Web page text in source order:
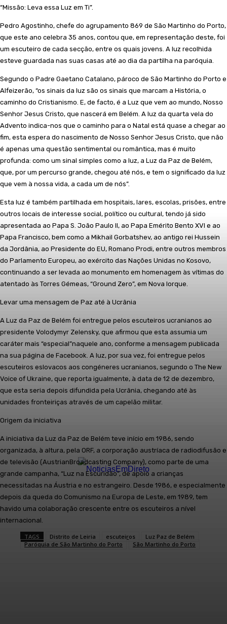
“Missão: Leva essa Luz em Ti”.
Pedro Agostinho, chefe do agrupamento 869 de São Martinho do Porto,
que este ano celebra 35 anos, contou que, em representação deste, foi
um escuteiro de cada secção, entre os quais jovens. A luz recolhida
esteve guardada nas suas casas até ao dia da partilha na paróquia.
Segundo o Padre Gaetano Catalano, pároco de São Martinho do Porto e
Alfeizerão, “os sinais da luz são os sinais que marcam a História, o
caminho do Cristianismo. E, de facto, é a Luz que vem ao mundo, Nosso
Senhor Jesus Cristo, que nascerá em Belém. A luz da quarta vela do
Advento indica-nos que o caminho para o Natal está quase a chegar ao
fim, esta espera do nascimento de Nosso Senhor Jesus Cristo, que não
é apenas uma questão sentimental ou romântica, mas é muito
profunda: como um sinal simples como a luz, a Luz da Paz de Belém,
que, por um percurso grande, chegou até nós, e tem o significado da luz
que vem à nossa vida, a cada um de nós”.
Esta luz é também partilhada em hospitais, lares, escolas, prisões, entre
outros locais de interesse social, político ou cultural, tendo já sido
apresentada ao Papa S. João Paulo II, ao Papa Emérito Bento XVI e ao
Papa Francisco, bem como a Mikhail Gorbatshev, ao antigo rei Hussein
da Jordânia, ao Presidente do EU, Romano Prodi, entre outros membros
do Parlamento Europeu, ao exército das Nações Unidas no Kosovo,
continuando a ser levada ao monumento em homenagem às vítimas do
atentado às Torres Gémeas, “Ground Zero”, em Nova Iorque.
Levar uma mensagem de Paz até à Ucrânia
A Luz da Paz de Belém foi entregue pelos escuteiros ucranianos ao
presidente Volodymyr Zelensky, que afirmou que esta assumia um
caráter mais “especial”naquele ano, conforme a mensagem publicada
na sua página de Facebook. A luz, por sua vez, foi entregue pelos
escuteiros eslovacos aos congéneres ucranianos, segundo o The New
Voice of Ukraine, que reporta igualmente, à data de 12 de dezembro,
que esta seria depois difundida pela Ucrânia, chegando até às
unidades fronteiriças através de um capelão militar.
Origem da iniciativa
A iniciativa da Luz da Paz de Belém teve início em 1986, sendo
organizada, à altura, pela ORF, a corporação austríaca de radiodifusão e
de televisão (AustrianBroadcasting Company), como parte de uma
grande campanha, “Luz na Escuridão”, de apoio a crianças
necessitadas na Áustria e no estrangeiro. Desde 1986, e especialmente
depois da queda do Comunismo na Europa de Leste, em 1989, tem
havido uma colaboração crescente entre os escuteiros a nível
internacional.
TAGS Distrito de Leiria escuteiros
Luz Paz de Belém
Paróquia de São Martinho do Porto
São Martinho do Porto